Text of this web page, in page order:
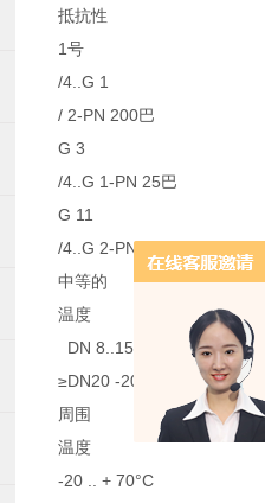
抵抗性
1号
/4..G 1
/ 2-PN 200巴
G 3
/4..G 1-PN 25巴
G 11
/4..G 2-PN 16巴
中等的
温度
DN 8..15 -20 .. + 110°C
≥DN20 -20 .. + 90°C
周围
温度
-20 .. + 70°C